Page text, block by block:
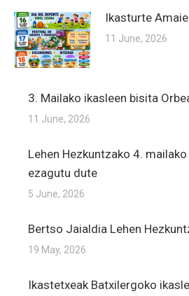
Ikasturte
11 June, 2026
3. Mailako ikasleen bisita
11 June, 2026
Lehen Hezkuntzako 4.
ezagutu dute
5 June, 2026
Bertso Jaialdia Lehen
19 May, 2026
Ikastetxeak Batxilergoko